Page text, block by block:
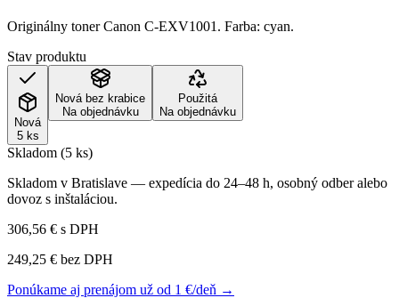
Originálny toner Canon C-EXV1001. Farba: cyan.
Stav produktu
Nová
5 ks
Nová bez krabice
Na objednávku
Použitá
Na objednávku
Skladom (5 ks)
Skladom v Bratislave — expedícia do 24–48 h, osobný odber alebo
dovoz s inštaláciou.
306,56 € s DPH
249,25 € bez DPH
Ponúkame aj prenájom už od 1 €/deň →